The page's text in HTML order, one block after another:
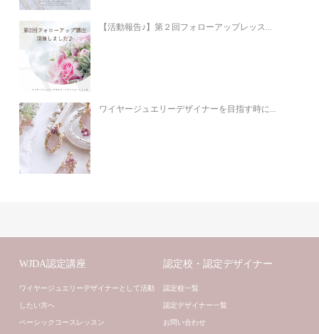
【活動報告♪】第２回フォローアップレッス...
ワイヤージュエリーデザイナーを目指す時に...
WJDA認定講座
ワイヤージュエリーデザイナーとして活動
したい方へ
ベーシックコースレッスン
認定校・認定デザイナー
認定校一覧
認定デザイナー一覧
お問い合わせ